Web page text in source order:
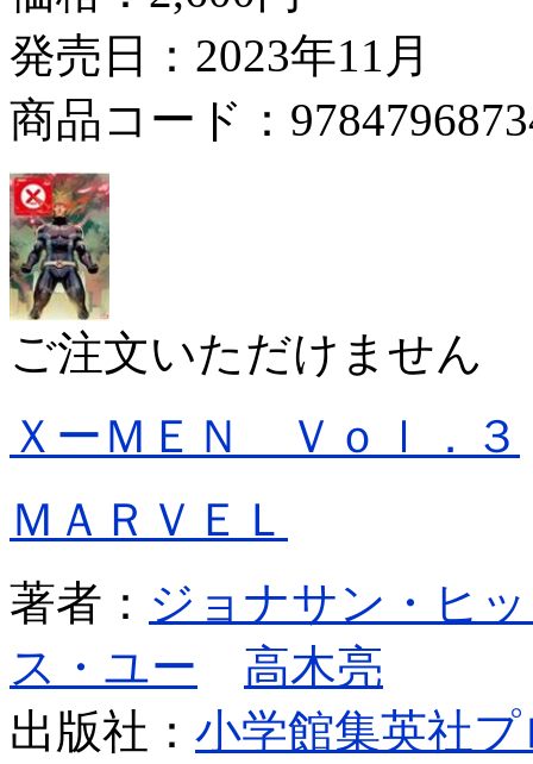
発売日：2023年11月
商品コード：
ご注文いただけません
ＸーＭＥＮ Ｖｏｌ．３
ＭＡＲＶＥＬ
著者： ジョナサン・ヒ
ス・ユー
高木亮
出版社： 小学館集英社